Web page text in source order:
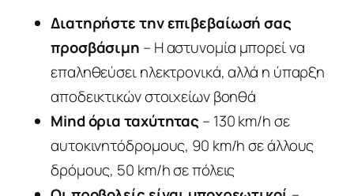
Διατηρήστε την επιβεβαίωσή σας
προσβάσιμη – Η αστυνομία μπορεί να
επαληθεύσει ηλεκτρονικά, αλλά η ύπαρξη
αποδεικτικών στοιχείων βοηθά
Mind όρια ταχύτητας – 130 km/h σε
αυτοκινητόδρομους, 90 km/h σε άλλους
δρόμους, 50 km/h σε πόλεις